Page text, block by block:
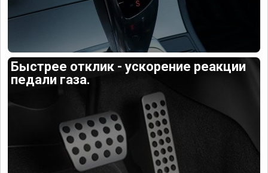
Быстрее отклик - ускорение реакции
педали газа.